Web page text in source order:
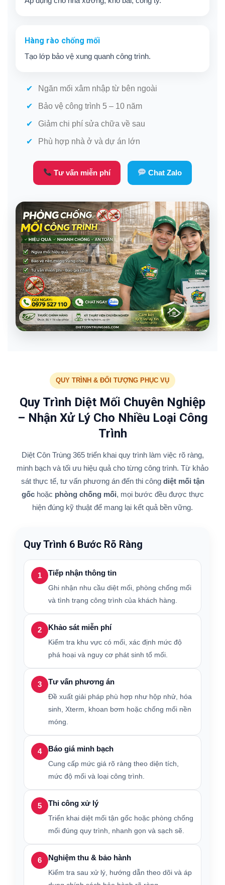
Hàng rào chống mối
Tạo lớp bảo vệ xung quanh công trình.
Ngăn mối xâm nhập từ bên ngoài
Bảo vệ công trình 5 – 10 năm
Giảm chi phí sửa chữa về sau
Phù hợp nhà ở và dự án lớn
Tư vấn miễn phí Chat Zalo
QUY TRÌNH & ĐỐI TƯỢNG PHỤC VỤ
Quy Trình Diệt Mối Chuyên Nghiệp
– Nhận Xử Lý Cho Nhiều Loại Công
Trình
Diệt Côn Trùng 365 triển khai quy trình làm việc rõ ràng,
minh bạch và tối ưu hiệu quả cho từng công trình. Từ khảo
sát thực tế, tư vấn phương án đến thi công diệt mối tận
gốchoặc phòng chống mối, mọi bước đều được thực
hiện đúng kỹ thuật để mang lại kết quả bền vững.
Quy Trình 6 Bước Rõ Ràng
1 Tiếp nhận thông tin
Ghi nhận nhu cầu diệt mối, phòng chống mối
và tình trạng công trình của khách hàng.
2 Khảo sát miễn phí
Kiểm tra khu vực có mối, xác định mức độ
phá hoại và nguy cơ phát sinh tổ mối.
3 Tư vấn phương án
Đề xuất giải pháp phù hợp như hộp nhử, hóa
sinh, Xterm, khoan bơm hoặc chống mối nền
móng.
4 Báo giá minh bạch
Cung cấp mức giá rõ ràng theo diện tích,
mức độ mối và loại công trình.
5 Thi công xử lý
Triển khai diệt mối tận gốc hoặc phòng chống
mối đúng quy trình, nhanh gọn và sạch sẽ.
6 Nghiệm thu & bảo hành
Kiểm tra sau xử lý, hướng dẫn theo dõi và áp